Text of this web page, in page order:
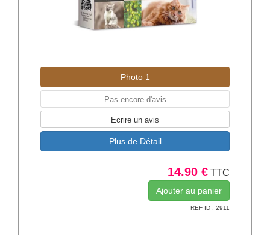
Photo 1
Pas encore d'avis
Ecrire un avis
Plus de Détail
14.90 € TTC
REF ID : 2911